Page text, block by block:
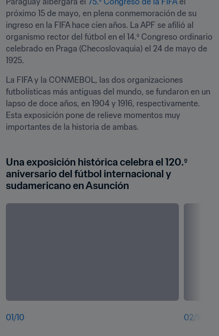
próximo 15 de mayo, en plena conmemoración de su
ingreso en la FIFA hace cien años. La APF se afilió al
organismo rector del fútbol en el 14.º Congreso ordinario
celebrado en Praga (Checoslovaquia) el 24 de mayo de
1925.
La FIFA y la CONMEBOL, las dos organizaciones
futbolísticas más antiguas del mundo, se fundaron en un
lapso de doce años, en 1904 y 1916, respectivamente.
Esta exposición pone de relieve momentos muy
importantes de la historia de ambas.
Una exposición histórica celebra el 120.º
aniversario del fútbol internacional y
sudamericano en Asunción
01 /10 02/10